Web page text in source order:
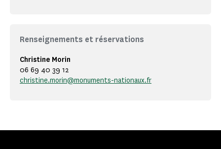
Renseignements et réservations
Christine Morin
06 69 40 39 12
christine.morin@monuments-nationaux.fr